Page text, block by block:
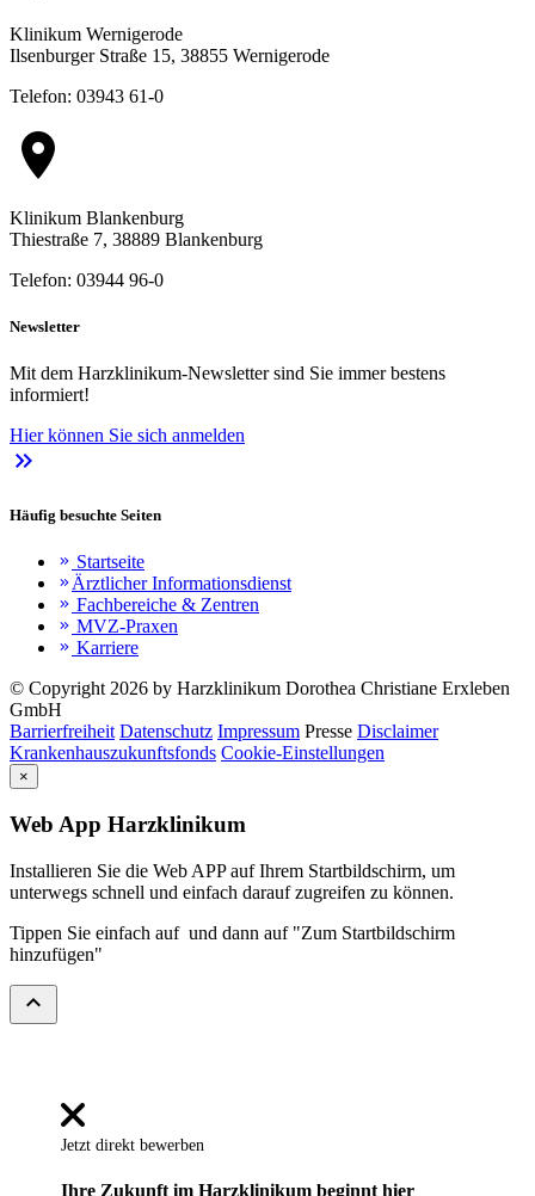
Klinikum Wernigerode
Ilsenburger Straße 15, 38855 Wernigerode
Telefon: 03943 61-0
location_on
Klinikum Blankenburg
Thiestraße 7, 38889 Blankenburg
Telefon: 03944 96-0
Newsletter
Mit dem Harzklinikum-Newsletter sind Sie immer bestens
informiert!
Hier können Sie sich anmelden
keyboard_double_arrow_right
Häufig besuchte Seiten
keyboard_double_arrow_right Startseite
keyboard_double_arrow_right Ärztlicher Informationsdienst
keyboard_double_arrow_right Fachbereiche & Zentren
keyboard_double_arrow_right MVZ-Praxen
keyboard_double_arrow_right Karriere
© Copyright 2026 by Harzklinikum Dorothea Christiane Erxleben
GmbH
Barrierfreiheit Datenschutz Impressum Presse Disclaimer
Krankenhauszukunftsfonds Cookie-Einstellungen
×
Web App Harzklinikum
Installieren Sie die Web APP auf Ihrem Startbildschirm, um
unterwegs schnell und einfach darauf zugreifen zu können.
Tippen Sie einfach auf und dann auf "Zum Startbildschirm
hinzufügen"
expand_less
Jetzt direkt bewerben
Ihre Zukunft im Harzklinikum beginnt hier